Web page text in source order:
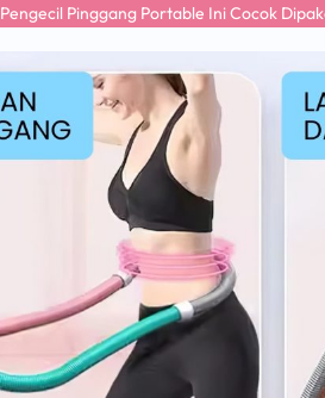
Pengecil Pinggang Portable Ini Cocok